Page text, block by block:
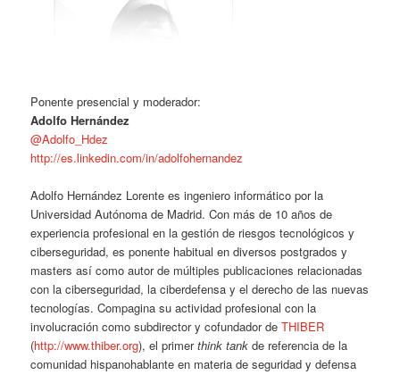
Ponente presencial y moderador:
Adolfo Hernández
@Adolfo_Hdez
http://es.linkedin.com/in/adolfohernandez
Adolfo Hernández Lorente es ingeniero informático por la
Universidad Autónoma de Madrid. Con más de 10 años de
experiencia profesional en la gestión de riesgos tecnológicos y
ciberseguridad, es ponente habitual en diversos postgrados y
masters así como autor de múltiples publicaciones relacionadas
con la ciberseguridad, la ciberdefensa y el derecho de las nuevas
tecnologías. Compagina su actividad profesional con la
involucración como subdirector y cofundador deTHIBER
(http://www.thiber.org), el primerthink tank de referencia de la
comunidad hispanohablante en materia de seguridad y defensa